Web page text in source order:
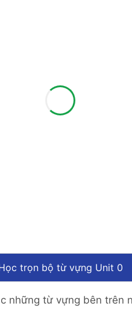
trọn bộ từ vựng Unit 0
những từ vựng bên trên